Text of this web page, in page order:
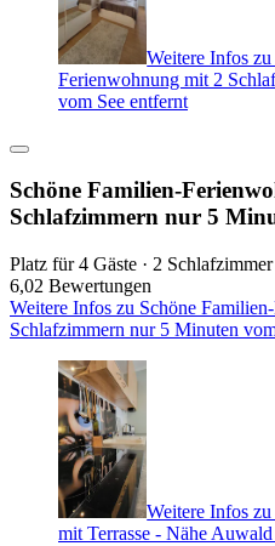
Weitere Infos
Ferienwohnung mit 2
vom See entfernt
Schöne Familien-
Schlafzimmern nur 5
Platz für 4 Gäste · 2
6,02 Bewertungen
Weitere Infos zu Schöne
Schlafzimmern nur 5 Minuten
Weitere Infos
mit Terrasse - Nähe